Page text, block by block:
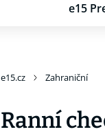
e15
e15.cz Zahraniční
Ranní